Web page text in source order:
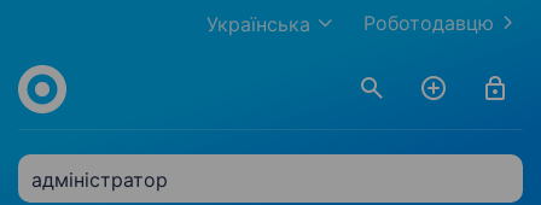
Роботодавцю
Українська
адміністратор